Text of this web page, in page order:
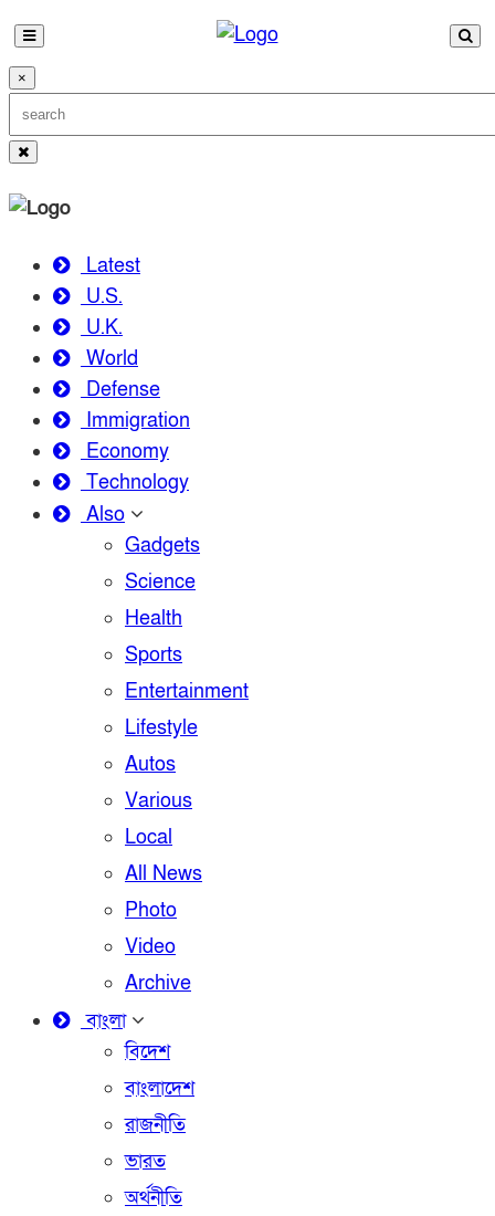
×
Latest
U.S.
U.K.
World
Defense
Immigration
Economy
Technology
Also
Gadgets
Science
Health
Sports
Entertainment
Lifestyle
Autos
Various
Local
All News
Photo
Video
Archive
বাংলা
বিদেশ
বাংলাদেশ
রাজনীতি
ভারত
অর্থনীতি